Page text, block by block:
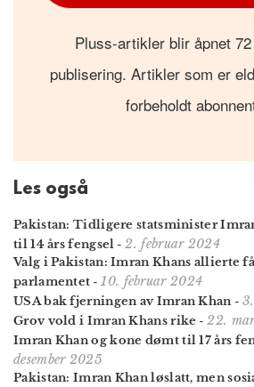
Pluss-artikler blir åpnet
publisering. Artikler som er
forbeholdt
Les også
Pakistan: Tidligere stats­minister
til 14 års fengsel -2. februar 2024
Valg i Pakistan: Imran Khans allierte
parlamentet -10. februar 2024
USA bak fjerningen av Imran Khan-
Grov vold i Imran Khans rike -22.
Imran Khan og kone dømt til 17 års
desember 2025
Pakistan: Imran Khan løslatt, men